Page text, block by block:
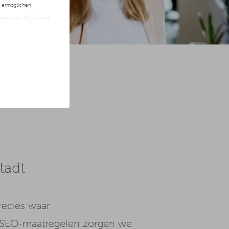
ermöglichen.
Sie können
klicken.
waar
maatregelen zorgen we